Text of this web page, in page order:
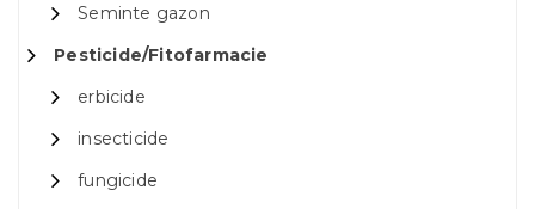
Seminte gazon
Pesticide/Fitofarmacie
erbicide
insecticide
fungicide